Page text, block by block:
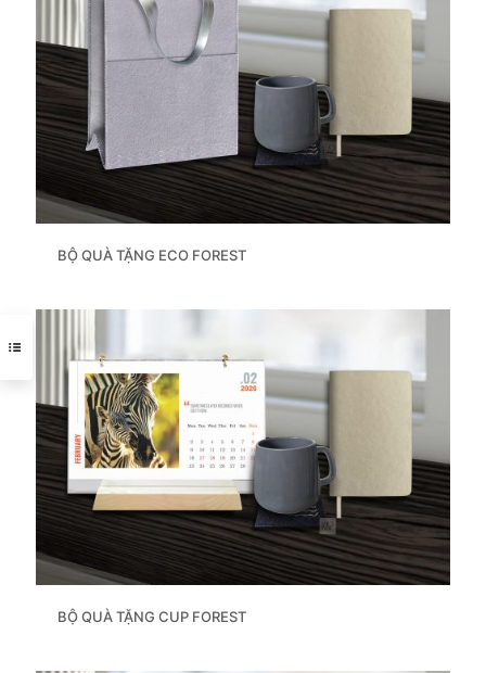
BỘ QUÀ TẶNG ECO FOREST
BỘ QUÀ TẶNG CUP FOREST